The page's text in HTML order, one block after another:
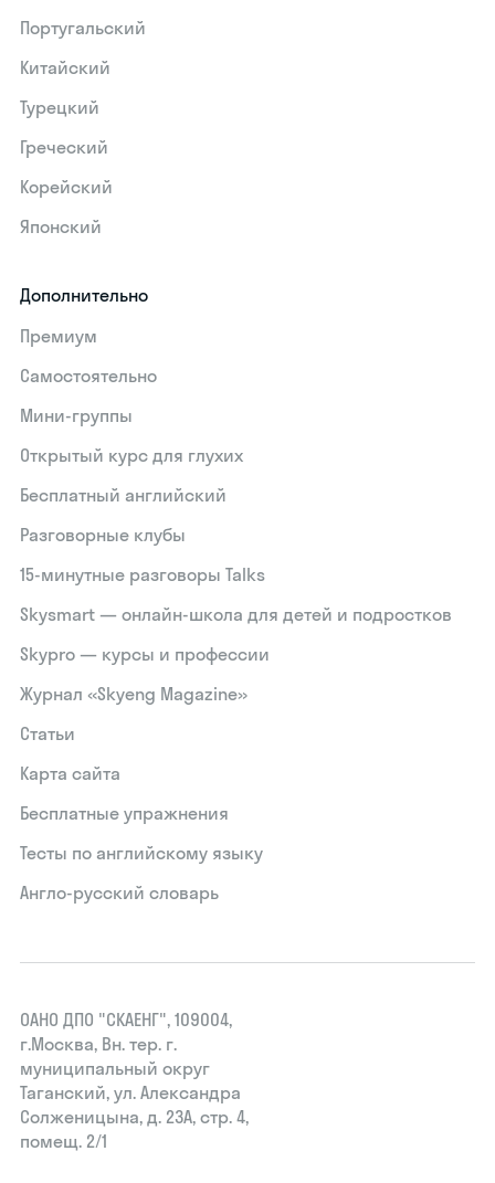
Португальский
Китайский
Турецкий
Греческий
Корейский
Японский
Дополнительно
Премиум
Самостоятельно
Мини-группы
Открытый курс для глухих
Бесплатный английский
Разговорные клубы
15‑минутные разговоры Talks
Skysmart — онлайн-школа для детей и подростков
Skypro — курсы и профессии
Журнал «Skyeng Magazine»
Статьи
Карта сайта
Бесплатные упражнения
Тесты по английскому языку
Англо-русский словарь
ОАНО ДПО "СКАЕНГ", 109004,
г.Москва, Вн. тер. г.
муниципальный округ
Таганский, ул. Александра
Солженицына, д. 23А, стр. 4,
помещ. 2/1